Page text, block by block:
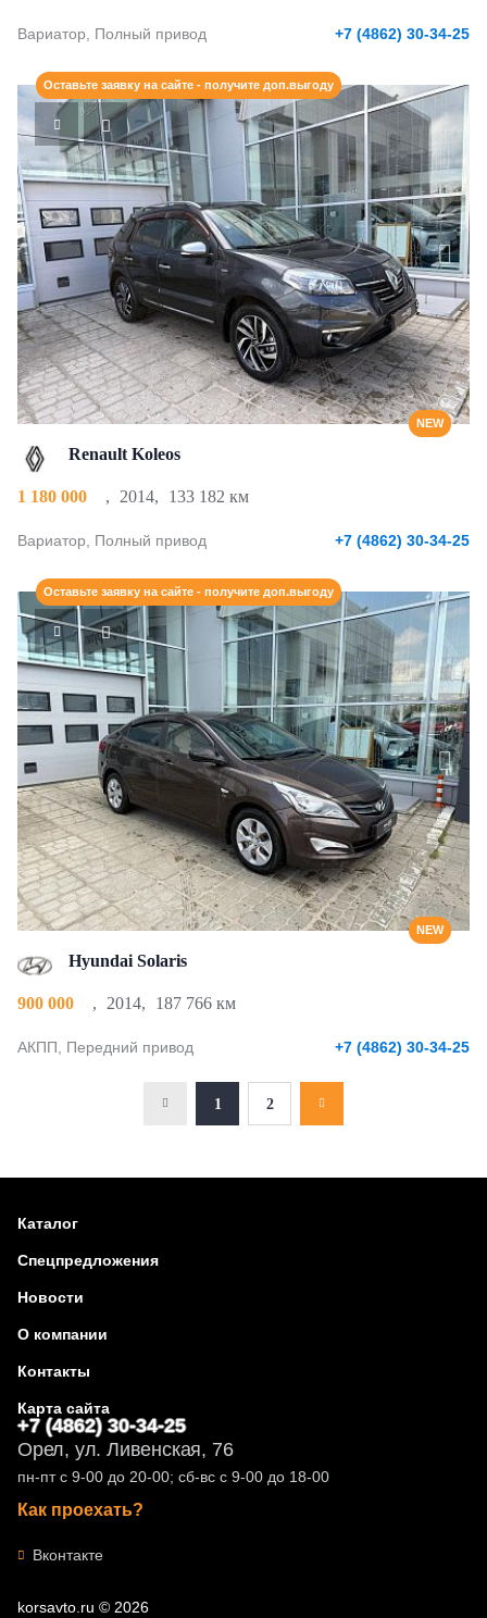
Вариатор, Полный привод +7 (4862) 30-34-25
NEW
Оставьте заявку на сайте - получите доп.выгоду
Renault Koleos
1 180 000 , 2014, 133 182 км
Вариатор, Полный привод +7 (4862) 30-34-25
NEW
Оставьте заявку на сайте - получите доп.выгоду
Hyundai Solaris
900 000 , 2014, 187 766 км
АКПП, Передний привод +7 (4862) 30-34-25
1 2
Каталог
Спецпредложения
Новости
О компании
Контакты
Карта сайта
+7 (4862) 30-34-25
Орел, ул. Ливенская, 76
пн-пт с 9-00 до 20-00; сб-вс с 9-00 до 18-00
Как проехать?
Вконтакте
korsavto.ru © 2026